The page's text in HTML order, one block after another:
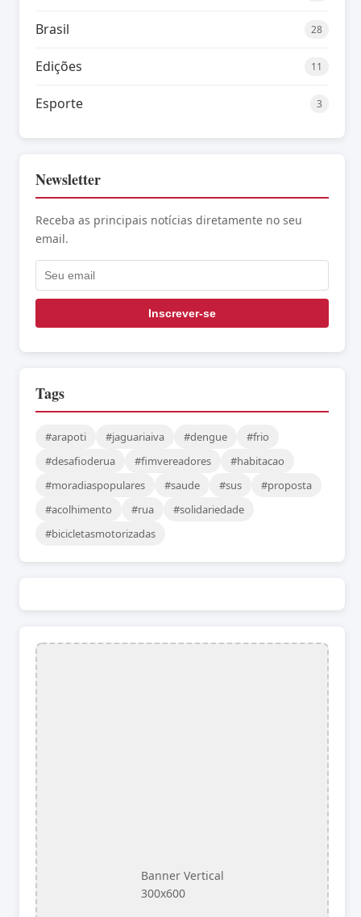
Brasil 28
Edições 11
Esporte 3
Newsletter
Receba as principais notícias diretamente no seu
email.
Inscrever-se
Tags
#arapoti #jaguariaiva #dengue
#frio
#desafioderua
#fimvereadores
#habitacao
#moradiaspopulares
#saude #sus
#proposta
#acolhimento
#rua
#solidariedade
#bicicletasmotorizadas
Banner Vertical
300x600